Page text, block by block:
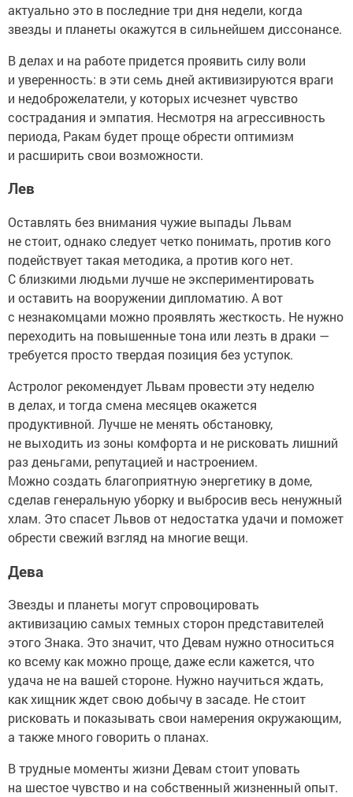
актуально это в последние три дня недели, когда
звезды и планеты окажутся в сильнейшем диссонансе.
В делах и на работе придется проявить силу воли
и уверенность: в эти семь дней активизируются враги
и недоброжелатели, у которых исчезнет чувство
сострадания и эмпатия. Несмотря на агрессивность
периода, Ракам будет проще обрести оптимизм
и расширить свои возможности.
Лев
Оставлять без внимания чужие выпады Львам
не стоит, однако следует четко понимать, против кого
подействует такая методика, а против кого нет.
С близкими людьми лучше не экспериментировать
и оставить на вооружении дипломатию. А вот
с незнакомцами можно проявлять жесткость. Не нужно
переходить на повышенные тона или лезть в драки —
требуется просто твердая позиция без уступок.
Астролог рекомендует Львам провести эту неделю
в делах, и тогда смена месяцев окажется
продуктивной. Лучше не менять обстановку,
не выходить из зоны комфорта и не рисковать лишний
раз деньгами, репутацией и настроением.
Можно создать благоприятную энергетику в доме,
сделав генеральную уборку и выбросив весь ненужный
хлам. Это спасет Львов от недостатка удачи и поможет
обрести свежий взгляд на многие вещи.
Дева
Звезды и планеты могут спровоцировать
активизацию самых темных сторон представителей
этого Знака. Это значит, что Девам нужно относиться
ко всему как можно проще, даже если кажется, что
удача не на вашей стороне. Нужно научиться ждать,
как хищник ждет свою добычу в засаде. Не стоит
рисковать и показывать свои намерения окружающим,
а также много говорить о планах.
В трудные моменты жизни Девам стоит уповать
на шестое чувство и на собственный жизненный опыт.